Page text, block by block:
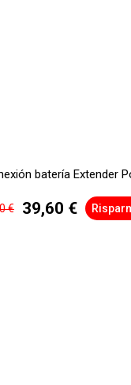
batería Extender
€ 39,60 €